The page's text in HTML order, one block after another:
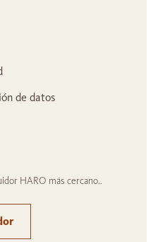
de datos
HARO más cercano..